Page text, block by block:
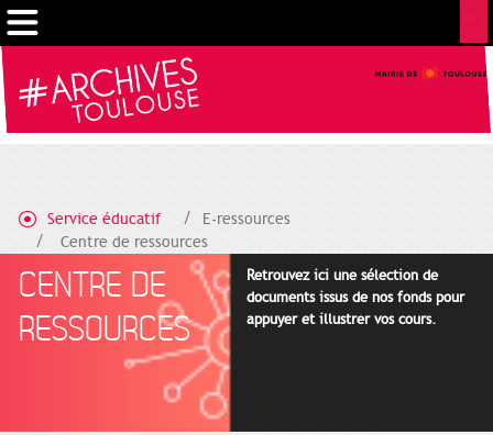
Service éducatif
E-ressources
Centre de ressources
CENTRE DE
RESSOURCES
Retrouvez ici une sélection de
documents issus de nos fonds pour
appuyer et illustrer vos cours.
Gestion de vos préférences sur les cookies